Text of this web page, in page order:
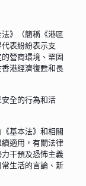
》（簡稱《港區
表紛紛表示支
營商環境、鞏固
港經濟復甦和長
安全的行為和活
基本法》和相關
適用，有關法律
干預及恐怖主義
生活的言論、新